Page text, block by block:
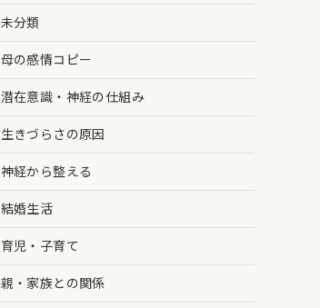
未分類
母の感情コピー
潜在意識・神経の仕組み
生きづらさの原因
神経から整える
結婚生活
育児・子育て
親・家族との関係